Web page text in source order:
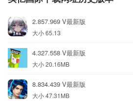
2.857.969 V最新版
大小 65.13
4.327.558 V最新版
大小 20.16MB
8.834.439 V最新版
大小 47.31MB